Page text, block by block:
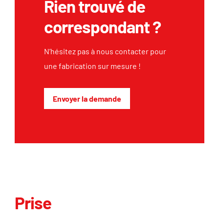
Rien trouvé de
correspondant ?
N’hésitez pas à nous contacter pour
une fabrication sur mesure !
Envoyer la demande
Prise